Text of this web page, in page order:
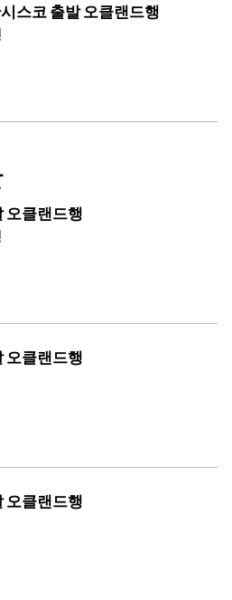
스코 출발 오클랜드행
오클랜드행
오클랜드행
오클랜드행